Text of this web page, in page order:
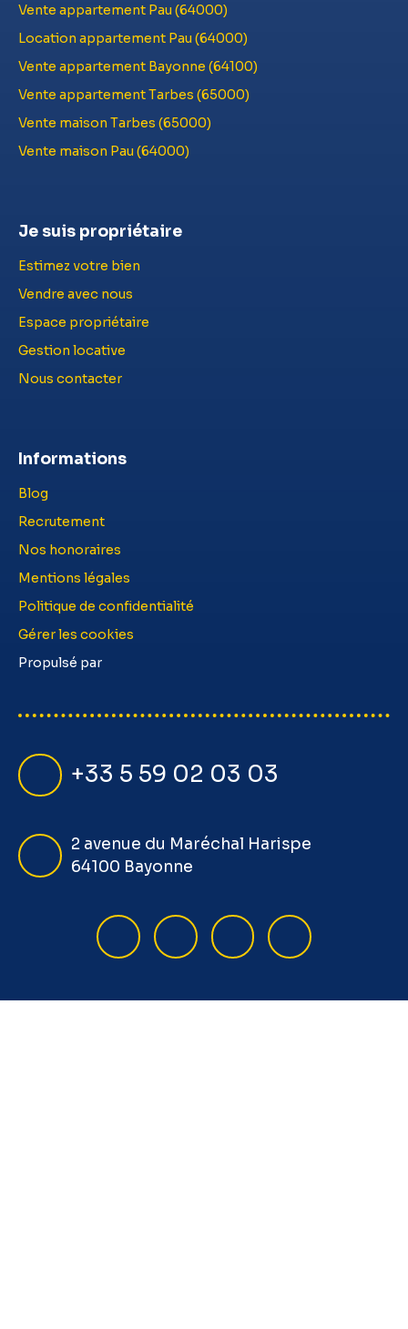
Vente appartement Pau (64000)
Location appartement Pau (64000)
Vente appartement Bayonne (64100)
Vente appartement Tarbes (65000)
Vente maison Tarbes (65000)
Vente maison Pau (64000)
Je suis propriétaire
Estimez votre bien
Vendre avec nous
Espace propriétaire
Gestion locative
Nous contacter
Informations
Blog
Recrutement
Nos honoraires
Mentions légales
Politique de confidentialité
Gérer les cookies
Propulsé par
+33 5 59 02 03 03
2 avenue du Maréchal Harispe
64100 Bayonne